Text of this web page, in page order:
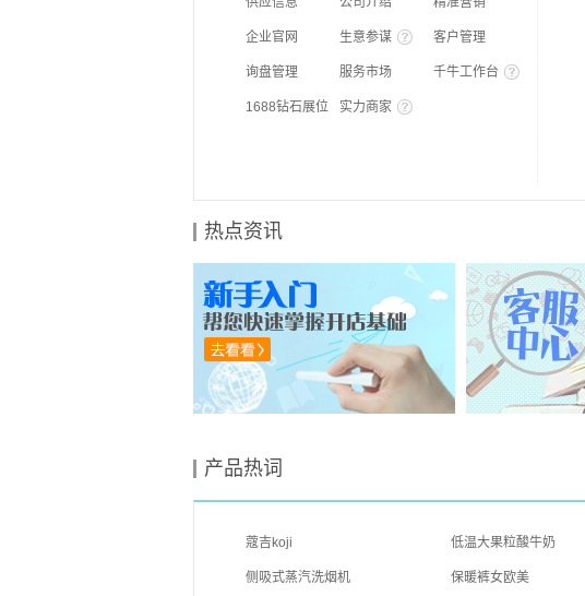
企业官网 生意参谋 客户管理
询盘管理 服务市场 千牛工作台
1688钻石展位 实力商家
热点资讯
产品热词
蔻吉koji 低温大果粒酸牛奶
侧吸式蒸汽洗烟机 保暖裤女欧美